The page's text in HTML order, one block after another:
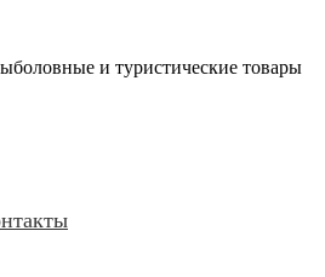
и туристические товары